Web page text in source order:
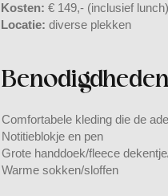
Kosten: € 149,- (inclusief lunch)
Locatie: diverse plekken
Benodigdheden
Comfortabele kleding die de
Notitieblokje en pen
Grote handdoek/fleece
Warme sokken/sloffen